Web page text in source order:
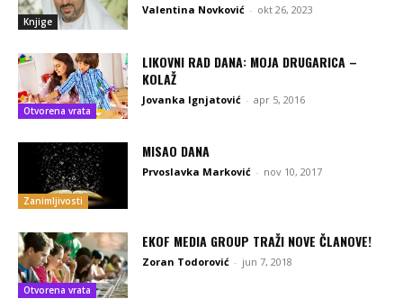
Knjige
Valentina Novković - okt 26, 2023
Otvorena vrata
LIKOVNI RAD DANA: MOJA DRUGARICA –
KOLAŽ
Jovanka Ignjatović - apr 5, 2016
Zanimljivosti
MISAO DANA
Prvoslavka Marković - nov 10, 2017
Otvorena vrata
EKOF MEDIA GROUP TRAŽI NOVE ČLANOVE!
Zoran Todorović - jun 7, 2018